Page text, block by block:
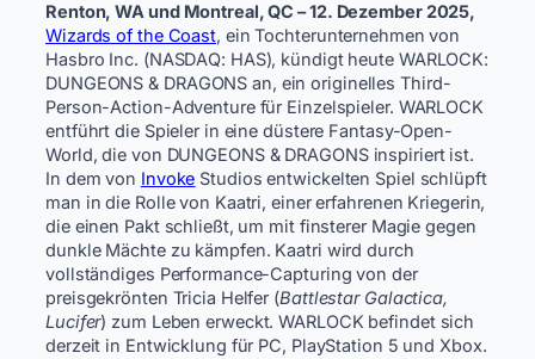
Renton, WA und Montreal, QC – 12. Dezember 2025,
Wizards of the Coast, ein Tochterunternehmen von
Hasbro Inc. (NASDAQ: HAS), kündigt heute WARLOCK:
DUNGEONS & DRAGONS an, ein originelles Third-
Person-Action-Adventure für Einzelspieler. WARLOCK
entführt die Spieler in eine düstere Fantasy-Open-
World, die von DUNGEONS & DRAGONS inspiriert ist.
In dem von Invoke Studios entwickelten Spiel schlüpft
man in die Rolle von Kaatri, einer erfahrenen Kriegerin,
die einen Pakt schließt, um mit finsterer Magie gegen
dunkle Mächte zu kämpfen. Kaatri wird durch
vollständiges Performance-Capturing von der
preisgekrönten Tricia Helfer (Battlestar Galactica,
Lucifer) zum Leben erweckt. WARLOCK befindet sich
derzeit in Entwicklung für PC, PlayStation 5 und Xbox.